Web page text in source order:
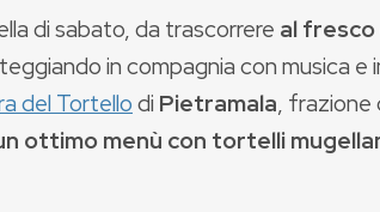
di sabato, da trascorrere al
in compagnia con musica
del Tortellodi Pietramala, frazione
ottimo menù con tortelli